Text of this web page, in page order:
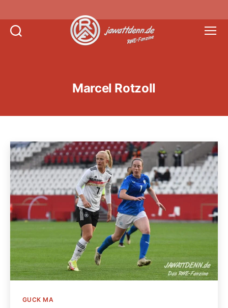
Marcel Rotzoll
Kategorien
GUCK MA